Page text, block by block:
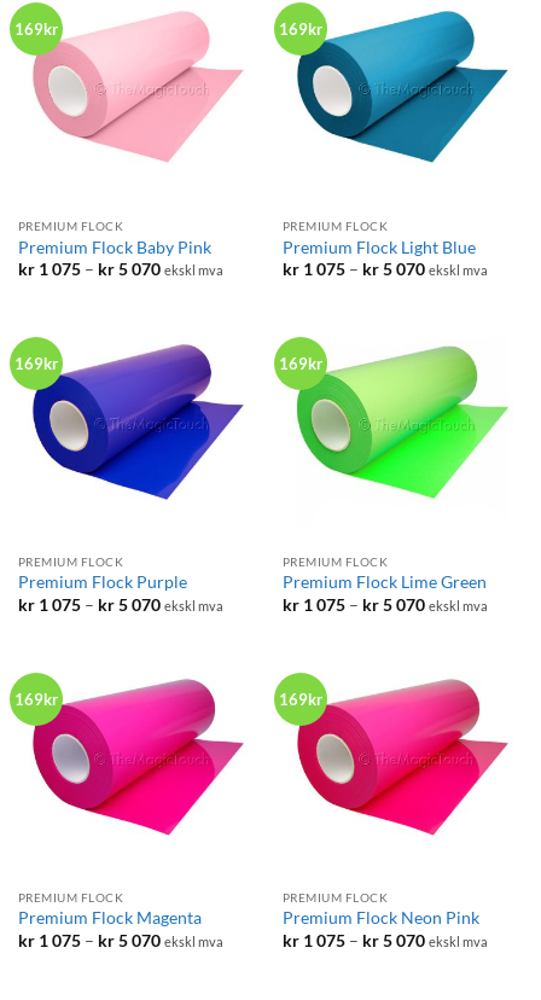
070
070
169kr
PREMIUM FLOCK
Premium Flock Baby Pink
kr1 075 – kr5 070Prisområde:
070
ekskl mva
169kr
PREMIUM FLOCK
Premium Flock Light Blue
kr1 075 – kr5 070Prisområde:
070
ekskl mva
169kr
PREMIUM FLOCK
Premium Flock Purple
kr1 075 – kr5 070Prisområde:
070
ekskl mva
169kr
PREMIUM FLOCK
Premium Flock Lime Green
kr1 075 – kr5 070Prisområde:
070
ekskl mva
169kr
PREMIUM FLOCK
Premium Flock Magenta
kr1 075 – kr5 070Prisområde:
ekskl mva
169kr
PREMIUM FLOCK
Premium Flock Neon Pink
kr1 075 – kr5 070Prisområde:
ekskl mva